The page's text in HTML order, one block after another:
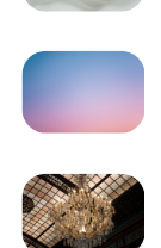
8